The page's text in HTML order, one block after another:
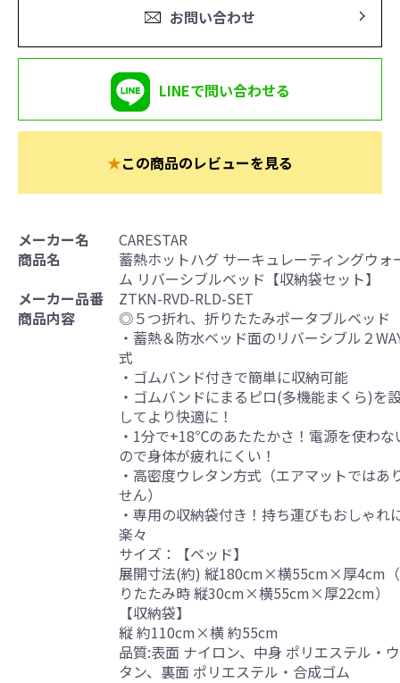
お問い合わせ
LINEで問い合わせる
★この商品のレビューを見る
メーカー名
CARESTAR
商品名
蓄熱ホットハグ サーキュレーティングウォ
ム リバーシブルベッド【収納袋セット】
メーカー品番
ZTKN-RVD-RLD-SET
商品内容
◎５つ折れ、折りたたみポータブルベッド
・蓄熱＆防水ベッド面のリバーシブル２
式
・ゴムバンド付きで簡単に収納可能
・ゴムバンドにまるピロ(多機能まくら)を
してより快適に！
・1分で+18℃のあたたかさ！電源を使わな
ので身体が疲れにくい！
・高密度ウレタン方式（エアマットではあ
せん）
・専用の収納袋付き！持ち運びもおしゃれ
楽々
サイズ：【ベッド】
展開寸法(約) 縦180cm×横55cm×厚4cm
りたたみ時 縦30cm×横55cm×厚22cm）
【収納袋】
縦 約110cm×横 約55cm
品質:表面 ナイロン、中身 ポリエステル・
タン、裏面 ポリエステル・合成ゴム